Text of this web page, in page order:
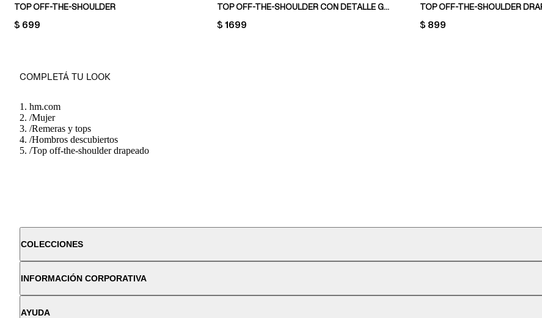
TOP OFF-THE-SHOULDER
PRICE:
$ 699
TOP OFF-THE-SHOULDER CON DETALLE GIRADO
PRICE:
$ 1699
TOP OFF-THE-SHOULDER
PRICE:
$ 899
COMPLETÁ TU LOOK
hm.com
/Mujer
/Remeras y tops
/Hombros descubiertos
/Top off-the-shoulder drapeado
COLECCIONES
INFORMACIÓN CORPORATIVA
AYUDA